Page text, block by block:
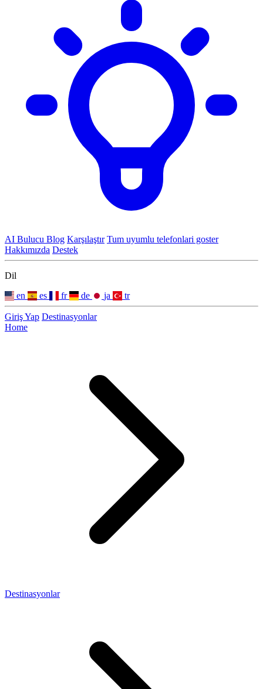
AI Bulucu Blog Karşılaştır Tum uyumlu telefonlari goster
Hakkımızda Destek
Dil
en
es fr de ja tr
Giriş Yap Destinasyonlar
Home
Destinasyonlar